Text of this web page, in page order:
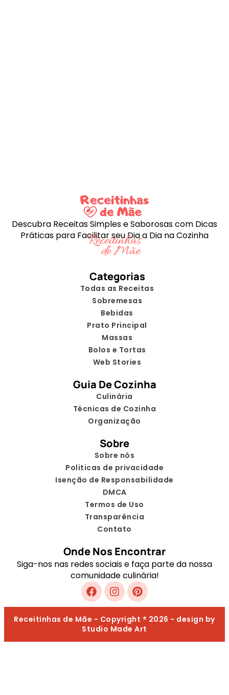
Descubra Receitas Simples e Saborosas com Dicas
Práticas para Facilitar seu Dia a Dia na Cozinha
Categorias
Todas as Receitas
Sobremesas
Bebidas
Prato Principal
Massas
Bolos e Tortas
Web Stories
Guia De Cozinha
Culinária
Técnicas de Cozinha
Organização
Sobre
Sobre nós
Politicas de privacidade
Isenção de Responsabilidade
DMCA
Termos de Uso
Transparência
Contato
Onde Nos Encontrar
Siga-nos nas redes sociais e faça parte da nossa
comunidade culinária!
Receitinhas de Mãe - Copyright ® 2026 - design by
Studio Made Art